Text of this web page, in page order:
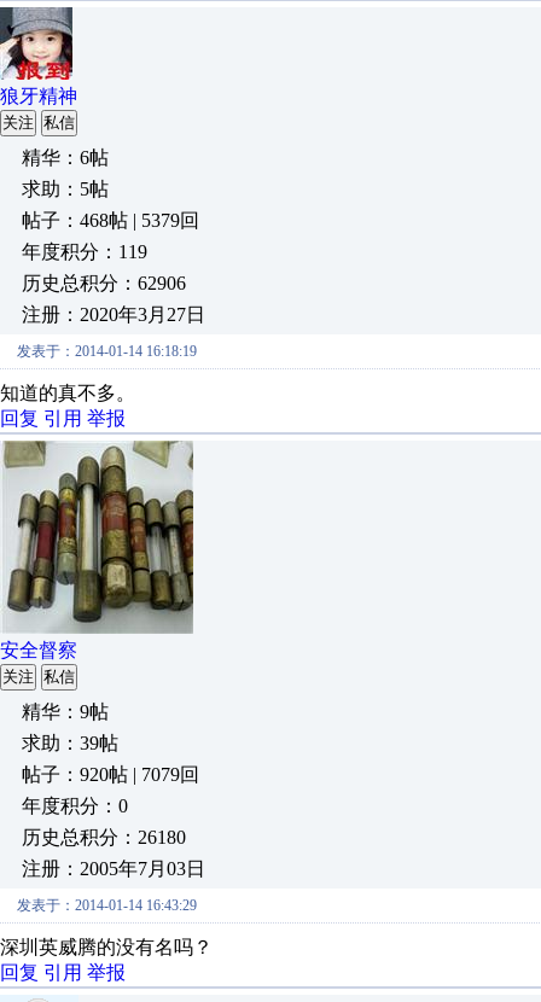
狼牙精神
关注 私信
精华：6帖
求助：5帖
帖子：468帖 | 5379回
年度积分：119
历史总积分：62906
注册：2020年3月27日
发表于：2014-01-14 16:18:19
知道的真不多。
回复 引用 举报
安全督察
关注 私信
精华：9帖
求助：39帖
帖子：920帖 | 7079回
年度积分：0
历史总积分：26180
注册：2005年7月03日
发表于：2014-01-14 16:43:29
深圳英威腾的没有名吗？
回复 引用 举报